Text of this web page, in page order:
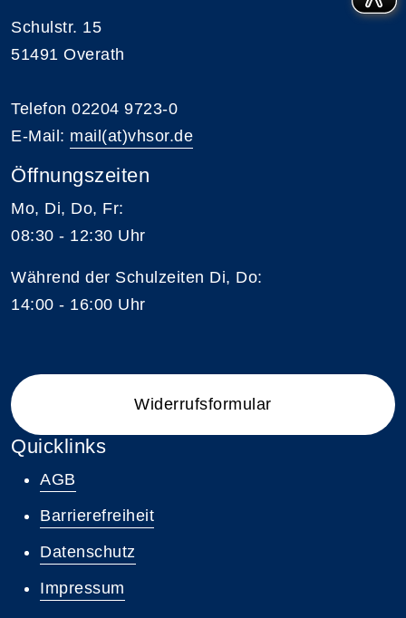
Schulstr. 15
51491 Overath
Telefon 02204 9723-0
E-Mail: mail(at)vhsor.de
Öffnungszeiten
Mo, Di, Do, Fr:
08:30 - 12:30 Uhr
Während der Schulzeiten Di, Do:
14:00 - 16:00 Uhr
Widerrufsformular
Quicklinks
AGB
Barrierefreiheit
Datenschutz
Impressum